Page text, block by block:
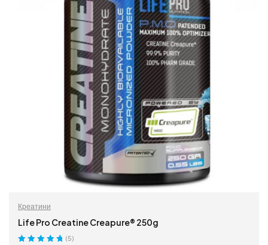
Креатини
Life Pro Creatine Creapure® 250g
(5)